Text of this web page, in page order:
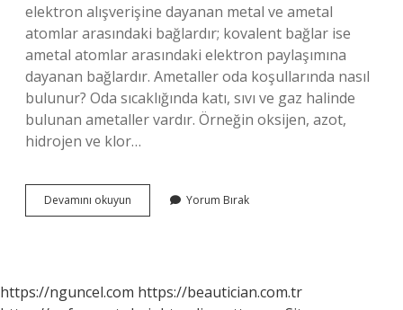
elektron alışverişine dayanan metal ve ametal
atomlar arasındaki bağlardır; kovalent bağlar ise
ametal atomlar arasındaki elektron paylaşımına
dayanan bağlardır. Ametaller oda koşullarında nasıl
bulunur? Oda sıcaklığında katı, sıvı ve gaz halinde
bulunan ametaller vardır. Örneğin oksijen, azot,
hidrojen ve klor…
Devamını okuyun Ametaller
Nasıl
Yorum Bırak
https://nguncel.com https://beautician.com.tr